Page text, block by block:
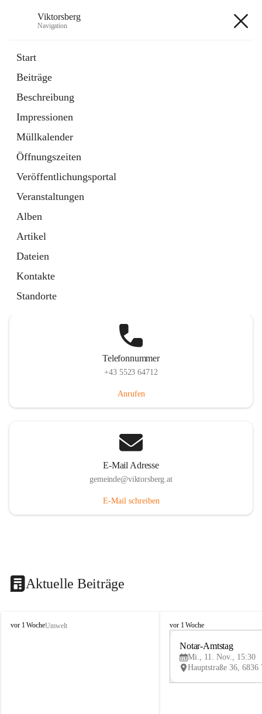
Viktorsberg
Navigation
Start
Beiträge
Beschreibung
Impressionen
Müllkalender
Öffnungszeiten
Veröffentlichungsportal
Veranstaltungen
Alben
Artikel
Dateien
Kontakte
Standorte
1 Schnellzugriff
Bürgerservice
10 Schnellzugriffe
Telefonnummer
+43 5523 64712
Anrufen
E-Mail Adresse
gemeinde@viktorsberg.at
E-Mail schreiben
Aktuelle Beiträge
V
vor 1 WocheUmwelt
V
vor 1 Woche
Notar-Amtstag
Mi., 11. Nov., 15:30